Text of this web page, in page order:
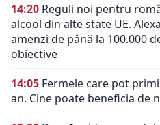
14:20 Reguli noi pentru
alcool din alte state UE.
amenzi de până la 100.000
obiective
14:05 Fermele care pot
an. Cine poate beneficia de